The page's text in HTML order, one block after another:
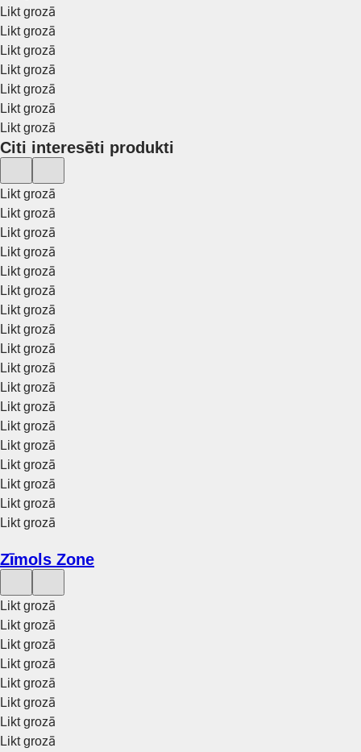
Likt grozā
Likt grozā
Likt grozā
Likt grozā
Likt grozā
Likt grozā
Likt grozā
Citi interesēti produkti
Likt grozā
Likt grozā
Likt grozā
Likt grozā
Likt grozā
Likt grozā
Likt grozā
Likt grozā
Likt grozā
Likt grozā
Likt grozā
Likt grozā
Likt grozā
Likt grozā
Likt grozā
Likt grozā
Likt grozā
Likt grozā
Zīmols Zone
Likt grozā
Likt grozā
Likt grozā
Likt grozā
Likt grozā
Likt grozā
Likt grozā
Likt grozā